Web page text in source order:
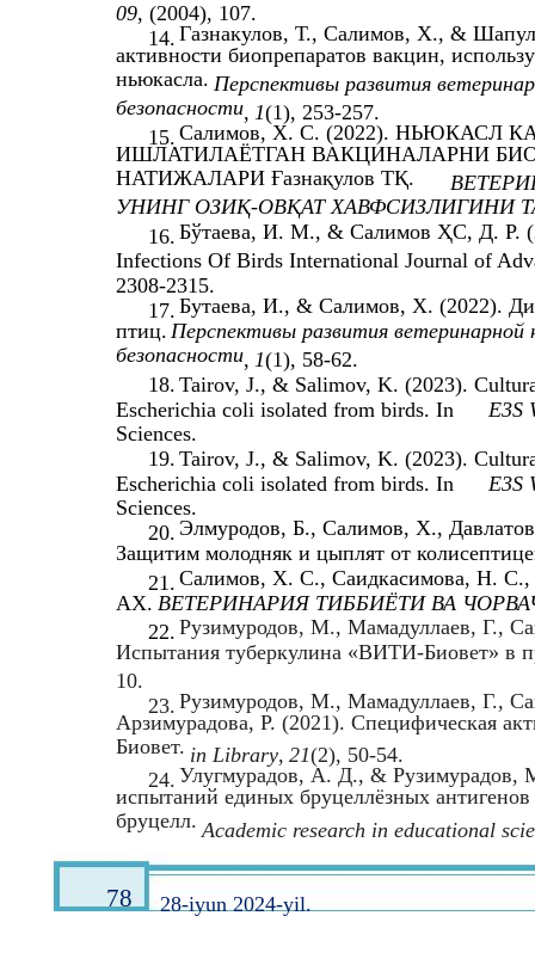
78 28-iyun 2024-yil.
09, (2004), 107.
14. Газнакулов, Т., Салимов, Х., &
активности биопрепаратов вакцин,
ньюкасла. Перспективы развития
безопасности, 1(1), 253-257.
15. Салимов, Х. С. (2022).
ИШЛАТИЛАЁТГАН ВАКЦИНАЛАРНИ
НАТИЖАЛАРИ Ғазнақулов ТҚ.
УНИНГ ОЗИҚ-ОВҚАТ ХАВФСИЗЛИГИНИ
16. Бўтаева, И. М., & Салимов ҲС, Д. Р.
Infections Of Birds International Journal of
2308-2315.
17. Бутаева, И., & Салимов, Х. (2022).
птиц. Перспективы развития ветеринарной
безопасности, 1(1), 58-62.
18. Tairov, J., & Salimov, K. (2023).
Escherichia coli isolated from birds. In
E3S
Sciences.
19. Tairov, J., & Salimov, K. (2023).
Escherichia coli isolated from birds. In
E3S
Sciences.
20. Элмуродов, Б., Салимов, Х.,
Защитим молодняк и цыплят от
21. Салимов, Х. С., Саидкасимова, Н.
АХ. ВЕТЕРИНАРИЯ ТИББИЁТИ ВА
22. Рузимуродов, М., Мамадуллаев, Г.,
Испытания туберкулина «ВИТИ-Биовет» в
10.
23. Рузимуродов, М., Мамадуллаев, Г.,
Арзимурадова, Р. (2021). Специфическая
Биовет. in Library, 21(2), 50-54.
24. Улугмурадов, А. Д., & Рузимурадов,
испытаний единых бруцеллёзных
бруцелл. Academic research in educational